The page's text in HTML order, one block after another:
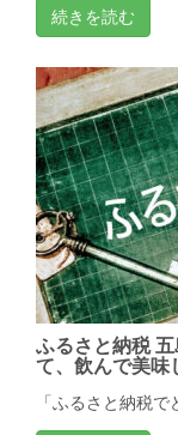
続きを読む
ふるさと納税
て、飲んで美味
「ふるさと納税で